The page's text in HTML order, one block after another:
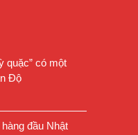
quặc” có một
Độ
đầu Nhật